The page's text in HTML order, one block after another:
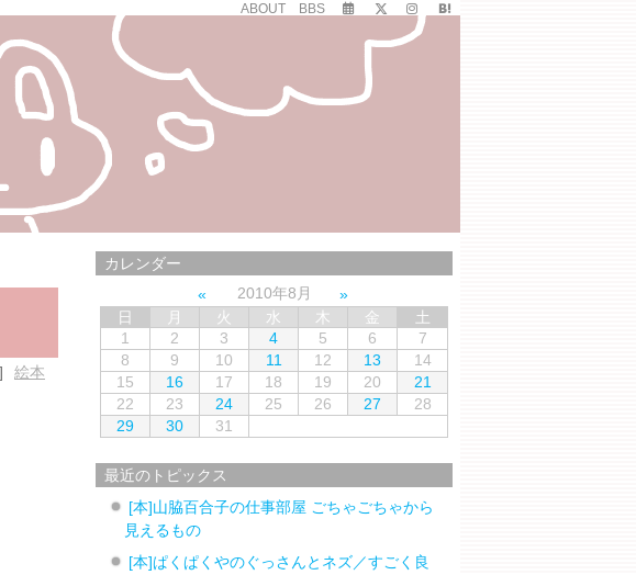
ABOUT BBS
絵本
カレンダー
2010年8月
日
月 火 水 木 金
土
1
2 3 4 5 6
7
8
9 10 11 12 13
14
15
16 17 18 19 20
21
22
23 24 25 26 27
28
29
30 31
最近のトピックス
[本]山脇百合子の仕事部屋 ごちゃごちゃから
見えるもの
[本]ぱくぱくやのぐっさんとネズ／すごく良